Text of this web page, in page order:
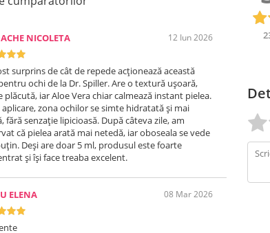
NICOLETA 12 Iun 2026
surprins de cât de repede acționează această
ochi de la Dr. Spiller. Are o textură ușoară,
plăcută, iar Aloe Vera chiar calmează instant pielea.
aplicare, zona ochilor se simte hidratată și mai
fără senzație lipicioasă. După câteva zile, am
că pielea arată mai netedă, iar oboseala se vede
Deși are doar 5 ml, produsul este foarte
și își face treaba excelent.
ELENA 08 Mar 2026